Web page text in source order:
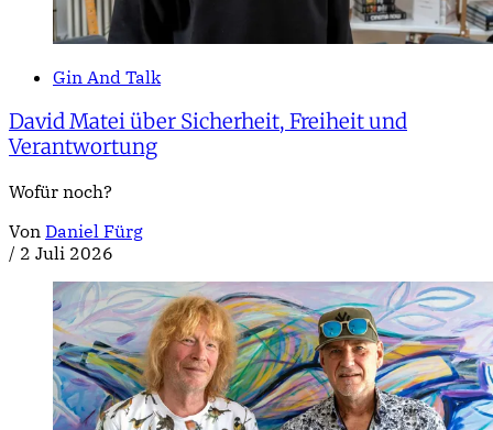
Gin And Talk
David Matei über Sicherheit, Freiheit und
Verantwortung
Wofür noch?
Von Daniel Fürg
/ 2 Juli 2026